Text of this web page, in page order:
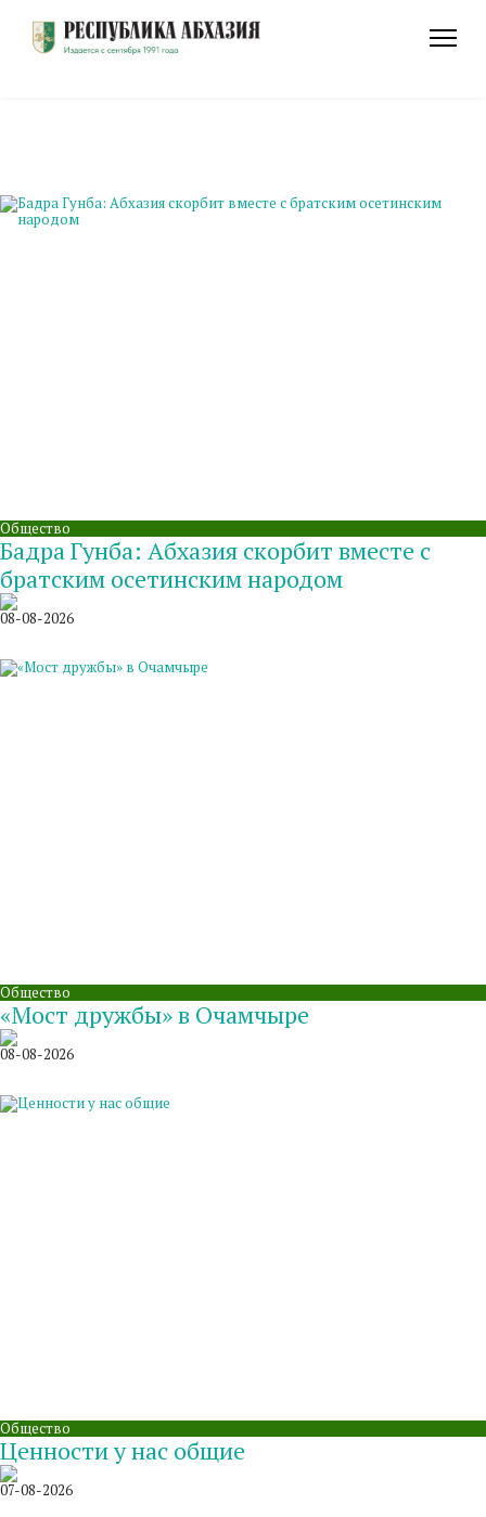
Общество
Бадра Гунба: Абхазия скорбит вместе с
братским осетинским народом
08-08-2026
Общество
«Мост дружбы» в Очамчыре
08-08-2026
Общество
Ценности у нас общие
07-08-2026